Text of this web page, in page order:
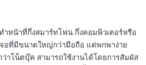
หน้าที่กึ่งสมาร์ทโฟน กึ่งคอมพิวเตอร์หรือ
อที่มีขนาดใหญ่กว่ามือถือ แต่พกพาง่าย
ว่าโน็ตบุ๊ค สามารถใช้งานได้โดยการสัมผัส